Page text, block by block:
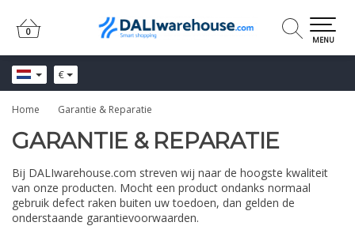
€
0
0
MENU
Home Garantie & Reparatie
GARANTIE & REPARATIE
Bij DALIwarehouse.com streven wij naar de hoogste kwaliteit
van onze producten. Mocht een product ondanks normaal
gebruik defect raken buiten uw toedoen, dan gelden de
onderstaande garantievoorwaarden.